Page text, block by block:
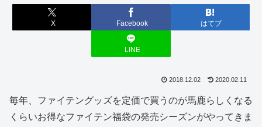
X Facebook はてブ
LINE
2018.12.02 2020.02.11
毎年、ファイテングッズを定価で買うのが馬鹿らしくなる
くらいお得なファイテン福袋の発売シーズンがやってきま